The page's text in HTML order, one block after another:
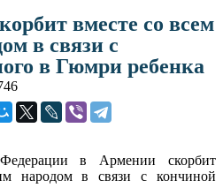
вместе со всем
в связи с
в Гюмри ребенка
в Армении скорбит
народом в связи с кончиной